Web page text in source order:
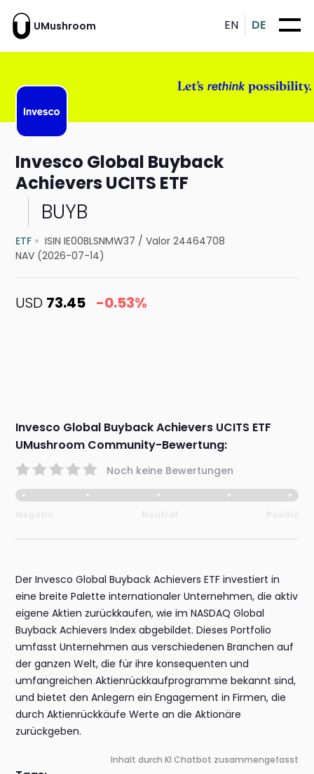
UMushroom EN DE
Invesco Global Buyback
Achievers UCITS ETF
BUYB
ETF ISIN IE00BLSNMW37 /Valor 24464708
NAV (2026-07-14)
USD 73.45 -0.53%
Invesco Global Buyback Achievers UCITS ETF
UMushroom Community-Bewertung:
Noch keine Bewertungen
Der Invesco Global Buyback Achievers ETF investiert in
eine breite Palette internationaler Unternehmen, die aktiv
eigene Aktien zurückkaufen, wie im NASDAQ Global
Buyback Achievers Index abgebildet. Dieses Portfolio
umfasst Unternehmen aus verschiedenen Branchen auf
der ganzen Welt, die für ihre konsequenten und
umfangreichen Aktienrückkaufprogramme bekannt sind,
und bietet den Anlegern ein Engagement in Firmen, die
durch Aktienrückkäufe Werte an die Aktionäre
zurückgeben.
Inhalt durch KI Chatbot zusammengefasst